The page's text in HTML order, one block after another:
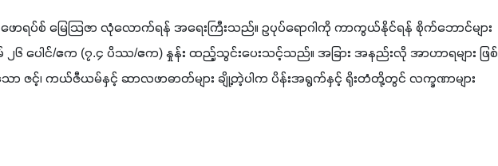
ဖောရပ်စ် မြေသြဇာ လုံလောက်ရန် အရေးကြီးသည်။ ဥပုပ်ရောဂါကို ကာကွယ်နိုင်ရန် စိုက်ဘောင်များ
ပေါင်/ဧက (၇.၄ ပိဿ/ဧက) နှုန်း ထည့်သွင်းပေးသင့်သည်။ အခြား အနည်းလို အာဟာရများ ဖြစ်
သော ဇင့်၊ ကယ်ဇီယမ်နှင့် ဆာလဖာဓာတ်များ ချို့တဲ့ပါက ပိန်းအရွက်နှင့် ရိုးတံတို့တွင် လက္ခဏာများ